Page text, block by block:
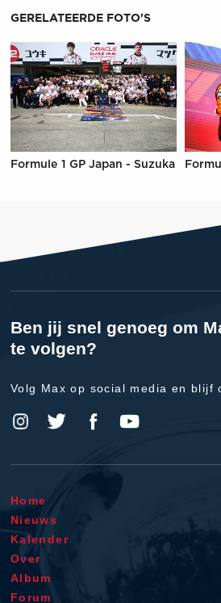
GERELATEERDE FOTO'S
Formule 1 GP Japan - Suzuka
Ben jij snel genoeg om
te volgen?
Volg Max op social media en blijf
Home
Nieuws
Kalender
Over
Album
Forum